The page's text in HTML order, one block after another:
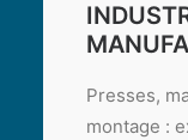
Presses,
montage :